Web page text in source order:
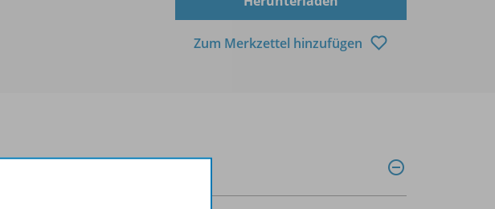
Zum Merkzettel hinzufügen